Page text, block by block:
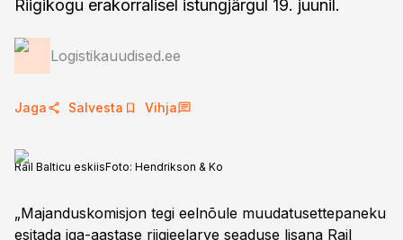
Riigikogu erakorralisel istungjärgul 19. juunil.
Logistikauudised.ee
Jaga Salvesta Vihja
Rail Balticu eskiisFoto: Hendrikson & Ko
„Majanduskomisjon tegi eelnõule muudatusettepaneku
esitada iga-aastase riigieelarve seaduse lisana Rail